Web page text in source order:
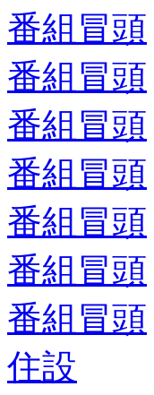
番組冒頭
番組冒頭
番組冒頭
番組冒頭
番組冒頭
番組冒頭
番組冒頭
住設